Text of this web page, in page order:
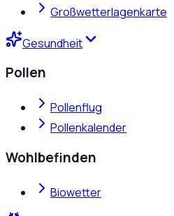
Großwetterlagenkarte
Gesundheit
Pollen
Pollenflug
Pollenkalender
Wohlbefinden
Biowetter